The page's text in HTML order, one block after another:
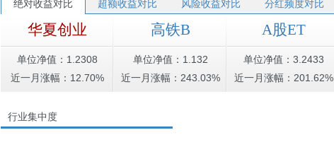
绝对收益对比 超额收益对比 风险收益对比 分红频度对比
华夏创业
单位净值：1.2308
近一月涨幅：12.70%
高铁B
单位净值：1.132
近一月涨幅：243.03%
A股ET
单位净值：3.2433
近一月涨幅：201.62%
行业集中度